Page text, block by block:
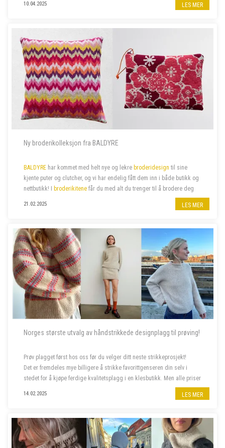
Vi søker to nye butikkmedarbeidere i 100 % stilling, og lørdagshjelp til
10.04.2025 LES MER
Ny broderikolleksjon fra BALDYRE
BALDYRE har kommet med helt nye og lekre broderidesign til sine
kjente puter og clutcher, og vi har endelig fått dem inn i både butikk og
nettbutikk! I broderikitene får du med alt du trenger til å brodere deg
21.02.2025 LES MER
Norges største utvalg av håndstrikkede designplagg til prøving!
Prøv plagget først hos oss før du velger ditt neste strikkeprosjekt!
Det er fremdeles mye billigere å strikke favorittgenseren din selv i
stedet for å kjøpe ferdige kvalitetsplagg i en klesbutikk. Men alle priser
14.02.2025 LES MER